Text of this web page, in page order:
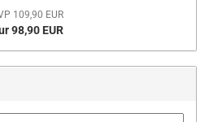
109,90 EUR
98,90 EUR